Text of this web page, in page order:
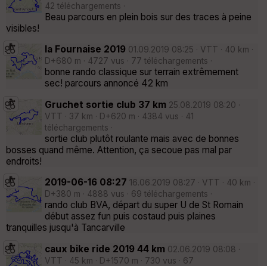
42 téléchargements ·
Beau parcours en plein bois sur des traces à peine
visibles!
la Fournaise 2019 01.09.2019 08:25 · VTT · 40 km ·
D+680 m · 4727 vus · 77 téléchargements ·
bonne rando classique sur terrain extrêmement
sec! parcours annoncé 42 km
Gruchet sortie club 37 km 25.08.2019 08:20 ·
VTT · 37 km · D+620 m · 4384 vus · 41
téléchargements ·
sortie club plutôt roulante mais avec de bonnes
bosses quand même. Attention, ça secoue pas mal par
endroits!
2019-06-16 08:27 16.06.2019 08:27 · VTT · 40 km ·
D+380 m · 4888 vus · 69 téléchargements ·
rando club BVA, départ du super U de St Romain
début assez fun puis costaud puis plaines
tranquilles jusqu'à Tancarville
caux bike ride 2019 44 km 02.06.2019 08:08 ·
VTT · 45 km · D+1570 m · 730 vus · 67